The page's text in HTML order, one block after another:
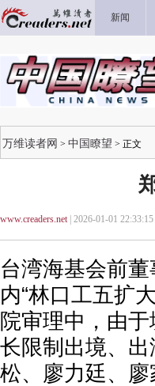
新闻
万维读者网 > 中国瞭望 > 正文
www.creaders.net| 2026-01-01
台湾海基会前
内“林口工五扩
院审理中，由
长限制出境、
松、廖力廷、